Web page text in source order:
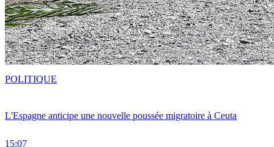
L'Espagne anticipe une nouvelle poussée migratoire à Ceuta
15:07
POLITIQUE